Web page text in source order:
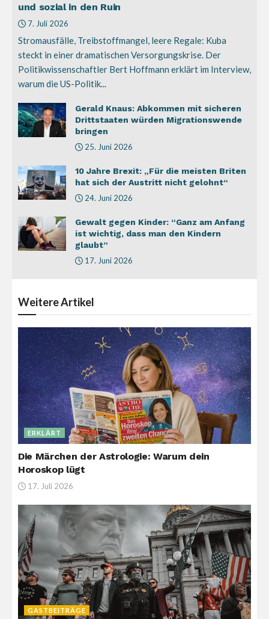
und sozial in den Ruin
7. Juli 2026
Stromausfälle, Treibstoffmangel, leere Regale: Kuba
steckt in einer dramatischen Versorgungskrise. Der
Politikwissenschaftler Bert Hoffmann erklärt im Interview,
warum die US-Politik...
Gerald Knaus: Abkommen mit sicheren
Drittstaaten würden Migrationswende
bringen
25. Juni 2026
10 Jahre Brexit: „Für die meisten Briten
hat sich der Austritt nicht gelohnt“
24. Juni 2026
Gewalt gegen Kinder: “Ganz am Anfang
ist wichtig, dass man den Kindern
glaubt”
17. Juni 2026
WeitereArtikel
ERKLÄRT
Die Märchen der Astrologie: Warum dein
Horoskop lügt
17. Juli 2026
GASTBEITRÄGE